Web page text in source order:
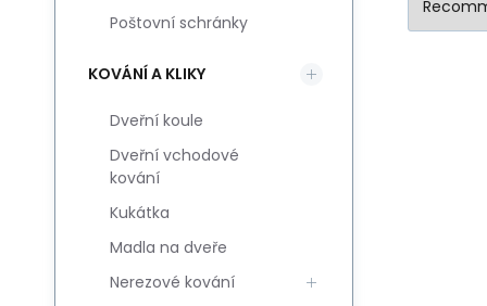
Poštovní schránky
KOVÁNÍ A KLIKY
Dveřní koule
Dveřní vchodové
kování
Kukátka
Madla na dveře
Nerezové kování